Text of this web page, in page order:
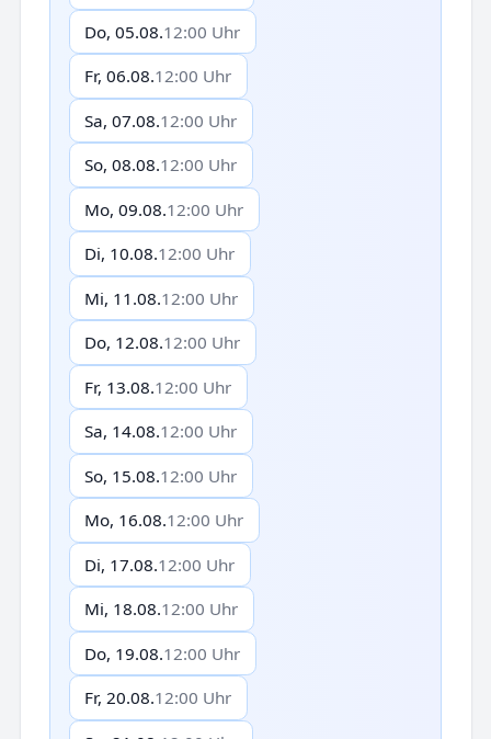
Do, 05.08.12:00 Uhr
Fr, 06.08.12:00 Uhr
Sa, 07.08.12:00 Uhr
So, 08.08.12:00 Uhr
Mo, 09.08.12:00 Uhr
Di, 10.08.12:00 Uhr
Mi, 11.08.12:00 Uhr
Do, 12.08.12:00 Uhr
Fr, 13.08.12:00 Uhr
Sa, 14.08.12:00 Uhr
So, 15.08.12:00 Uhr
Mo, 16.08.12:00 Uhr
Di, 17.08.12:00 Uhr
Mi, 18.08.12:00 Uhr
Do, 19.08.12:00 Uhr
Fr, 20.08.12:00 Uhr